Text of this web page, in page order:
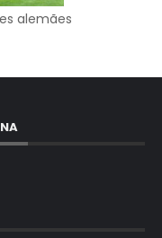
alemães